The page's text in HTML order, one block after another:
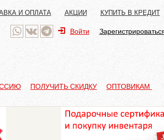
И ОПЛАТА АКЦИИ КУПИТЬ В КРЕДИТ
Войти
ПОЛУЧИТЬ СКИДКУ ОПТОВИКАМ